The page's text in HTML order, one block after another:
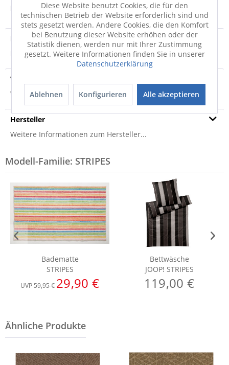
Produktvideo
Produktsicherheit
Produktsicherheit
Versandinfo
Weitere Informationen zum Versand...
Hersteller
Weitere Informationen zum Hersteller...
Modell-Familie: STRIPES
Badematte
STRIPES
UVP59,95 € 29,90 €
Bettwäsche
JOOP! STRIPES
119,00 €
Diese Website benutzt Cookies, die für den
technischen Betrieb der Website erforderlich sind und
stets gesetzt werden. Andere Cookies, die den Komfort
bei Benutzung dieser Website erhöhen oder der
Statistik dienen, werden nur mit Ihrer Zustimmung
gesetzt. Weitere Informationen finden Sie in unserer
Datenschutzerklärung
Ablehnen Konfigurieren Alle akzeptieren